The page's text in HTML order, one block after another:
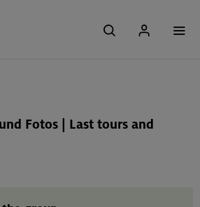
Fotos | Last tours and